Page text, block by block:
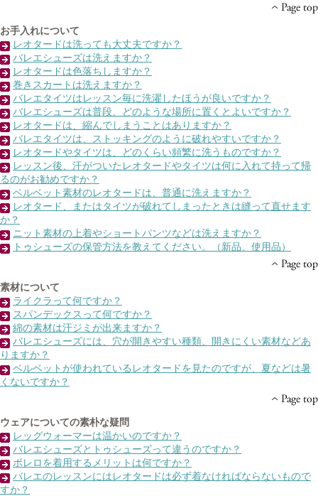
お手入れについて
レオタードは洗っても大丈夫ですか？
バレエシューズは洗えますか？
レオタードは色落ちしますか？
巻きスカートは洗えますか？
バレエタイツはレッスン毎に洗濯したほうが良いですか？
バレエシューズは普段、どのような場所に置くとよいですか？
レオタードは、縮んでしまうことはありますか？
バレエタイツは、ストッキングのように破れやすいですか？
レオタードやタイツは、どのくらい頻繁に洗うものですか？
レッスン後、汗がついたレオタードやタイツは何に入れて持って帰
るのがお勧めですか？
ベルベット素材のレオタードは、普通に洗えますか？
レオタード、またはタイツが破れてしまったときは縫って直せます
か？
ニット素材の上着やショートパンツなどは洗えますか？
トゥシューズの保管方法を教えてください。（新品、使用品）
素材について
ライクラって何ですか？
スパンデックスって何ですか？
綿の素材は汗ジミが出来ますか？
バレエシューズには、穴が開きやすい種類、開きにくい素材などあ
りますか？
ベルベットが使われているレオタードを見たのですが、夏などは暑
くないですか？
ウェアについての素朴な疑問
レッグウォーマーは温かいのですか？
バレエシューズとトゥシューズって違うのですか？
ボレロを着用するメリットは何ですか？
バレエのレッスンにはレオタードは必ず着なければならないもので
すか？